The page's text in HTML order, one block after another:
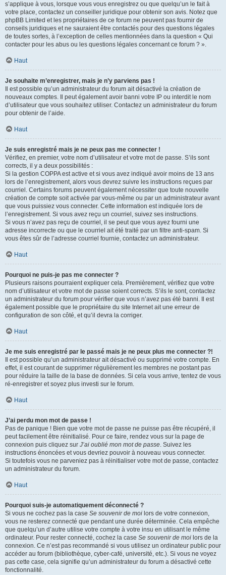
s’applique à vous, lorsque vous vous enregistrez ou que quelqu’un le fait à
votre place, contactez un conseiller juridique pour obtenir son avis. Notez que
phpBB Limited et les propriétaires de ce forum ne peuvent pas fournir de
conseils juridiques et ne sauraient être contactés pour des questions légales
de toutes sortes, à l’exception de celles mentionnées dans la question « Qui
contacter pour les abus ou les questions légales concernant ce forum ? ».
Haut
Je souhaite m’enregistrer, mais je n’y parviens pas !
Il est possible qu’un administrateur du forum ait désactivé la création de
nouveaux comptes. Il peut également avoir banni votre IP ou interdit le nom
d’utilisateur que vous souhaitez utiliser. Contactez un administrateur du forum
pour obtenir de l’aide.
Haut
Je suis enregistré mais je ne peux pas me connecter !
Vérifiez, en premier, votre nom d’utilisateur et votre mot de passe. S’ils sont
corrects, il y a deux possibilités :
Si la gestion COPPA est active et si vous avez indiqué avoir moins de 13 ans
lors de l’enregistrement, alors vous devrez suivre les instructions reçues par
courriel. Certains forums peuvent également nécessiter que toute nouvelle
création de compte soit activée par vous-même ou par un administrateur avant
que vous puissiez vous connecter. Cette information est indiquée lors de
l’enregistrement. Si vous avez reçu un courriel, suivez ses instructions.
Si vous n’avez pas reçu de courriel, il se peut que vous ayez fourni une
adresse incorrecte ou que le courriel ait été traité par un filtre anti-spam. Si
vous êtes sûr de l’adresse courriel fournie, contactez un administrateur.
Haut
Pourquoi ne puis-je pas me connecter ?
Plusieurs raisons pourraient expliquer cela. Premièrement, vérifiez que votre
nom d’utilisateur et votre mot de passe soient corrects. S’ils le sont, contactez
un administrateur du forum pour vérifier que vous n’avez pas été banni. Il est
également possible que le propriétaire du site Internet ait une erreur de
configuration de son côté, et qu’il devra la corriger.
Haut
Je me suis enregistré par le passé mais je ne peux plus me connecter ?!
Il est possible qu’un administrateur ait désactivé ou supprimé votre compte. En
effet, il est courant de supprimer régulièrement les membres ne postant pas
pour réduire la taille de la base de données. Si cela vous arrive, tentez de vous
ré-enregistrer et soyez plus investi sur le forum.
Haut
J’ai perdu mon mot de passe !
Pas de panique ! Bien que votre mot de passe ne puisse pas être récupéré, il
peut facilement être réinitialisé. Pour ce faire, rendez vous sur la page de
connexion puis cliquez sur J’ai oublié mon mot de passe. Suivez les
instructions énoncées et vous devriez pouvoir à nouveau vous connecter.
Si toutefois vous ne parveniez pas à réinitialiser votre mot de passe, contactez
un administrateur du forum.
Haut
Pourquoi suis-je automatiquement déconnecté ?
Si vous ne cochez pas la case Se souvenir de moi lors de votre connexion,
vous ne resterez connecté que pendant une durée déterminée. Cela empêche
que quelqu’un d’autre utilise votre compte à votre insu en utilisant le même
ordinateur. Pour rester connecté, cochez la case Se souvenir de moi lors de la
connexion. Ce n’est pas recommandé si vous utilisez un ordinateur public pour
accéder au forum (bibliothèque, cyber-café, université, etc.). Si vous ne voyez
pas cette case, cela signifie qu’un administrateur du forum a désactivé cette
fonctionnalité.